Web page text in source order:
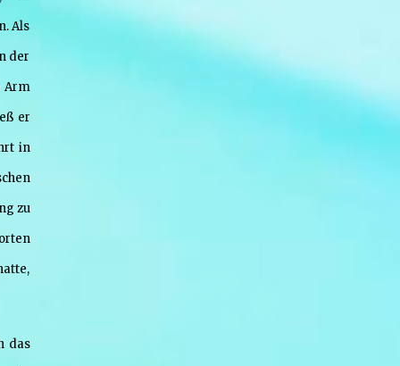
Als
der
Arm
er
in
zu
das
Original: I Dream of Jeannie) Bild: Jeannie at